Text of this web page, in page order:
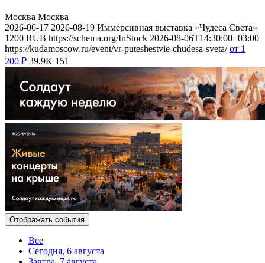
Москва Москва
2026-06-17 2026-08-19 Иммерсивная выставка «Чудеса Света»
1200 RUB https://schema.org/InStock 2026-08-06T14:30:00+03:00
https://kudamoscow.ru/event/vr-puteshestvie-chudesa-sveta/ от 1
200 ₽ 39.9K 151
Отображать события
Все
Сегодня, 6 августа